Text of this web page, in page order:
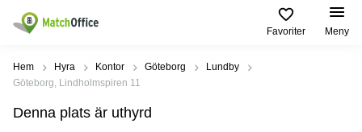
Favoriter Meny
Hyra / hyra ut
Kategorier
Populära
Städer
Populära
sökningar
Hjälp
Hem Hyra Kontor Göteborg
Lundby
Göteborg, Lindholmspiren 11
Denna plats är uthyrd